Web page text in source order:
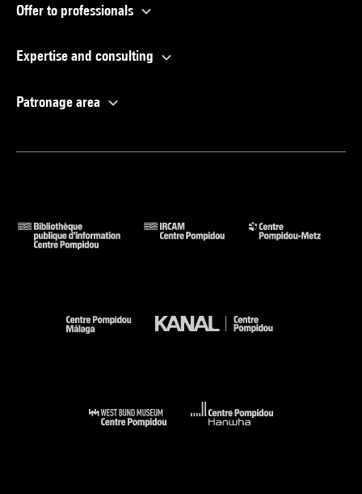
Offer to professionals
Expertise and consulting
Patronage area